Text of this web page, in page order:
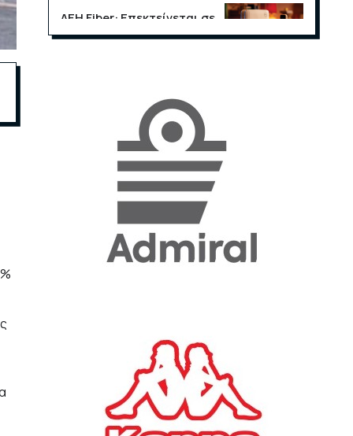
ΔΕΗ Fiber: Επεκτείνεται σε
15 νέες περιοχές σε Αττική
«Η ακρίβεια «γονατίζει»
την κοινωνία - Νέα μεγάλη
έρευνα της Pulse για το
ΟΙΚΟΝΟΜΙΑ 23/07/2026, 12:50
Aktor: Δεν θα γίνουν
δεκτές προσφορές κάτω
Κ. Πιερρακάκης: Νέα
εποχή για το Ολυμπιακό
Κωπηλατοδρόμιο - Η
δημόσια περιουσία είναι